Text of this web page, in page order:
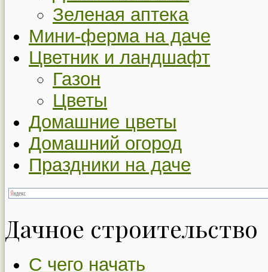
Зеленая аптека
Мини-ферма на даче
Цветник и ландшафт
Газон
Цветы
Домашние цветы
Домашний огород
Праздники на даче
Дачное строительство
С чего начать